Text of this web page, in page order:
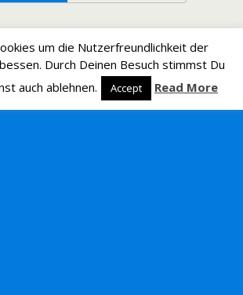
um die Nutzerfreundlichkeit der
Durch Deinen Besuch stimmst Du
auch ablehnen.
Accept Read More